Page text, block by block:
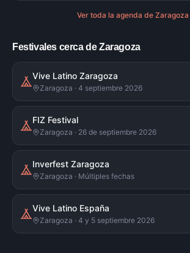
Ver toda la agenda de Zaragoza
Festivales cerca de Zaragoza
Vive Latino Zaragoza
Zaragoza · 4 septiembre 2026
FIZ Festival
Zaragoza · 26 de septiembre 2026
Inverfest Zaragoza
Zaragoza · Múltiples fechas
Vive Latino España
Zaragoza · 4 y 5 septiembre 2026